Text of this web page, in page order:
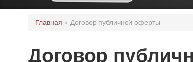
Главная › Договор публичной оферты
Договор